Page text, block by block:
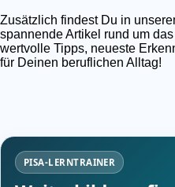
Zusätzlich findest Du in
spannende Artikel rund um
wertvolle Tipps, neueste
für Deinen beruflichen Alltag!
PISA-LERNTRAINER